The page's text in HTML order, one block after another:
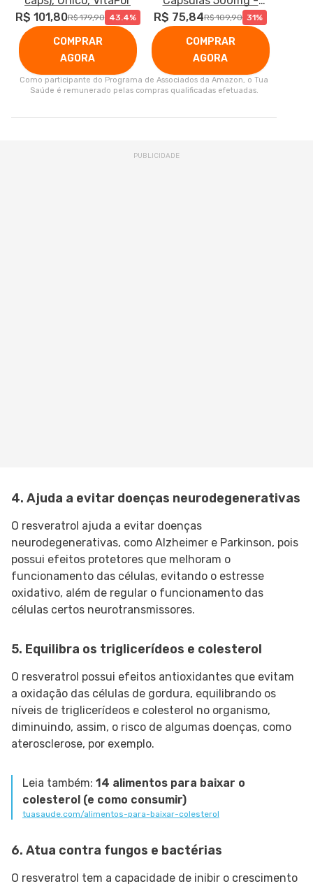
R$ 101,80R$ 179,90 43.4%
COMPRAR
AGORA
Nutrione
R$ 75,84R$ 109,90 31%
COMPRAR
AGORA
Como participante do Programa de Associados da Amazon, o Tua
Saúde é remunerado pelas compras qualificadas efetuadas.
4. Ajuda a evitar doenças neurodegenerativas
O resveratrol ajuda a evitar doenças
neurodegenerativas, como Alzheimer e Parkinson, pois
possui efeitos protetores que melhoram o
funcionamento das células, evitando o estresse
oxidativo, além de regular o funcionamento das
células certos neurotransmissores.
5. Equilibra os triglicerídeos e colesterol
O resveratrol possui efeitos antioxidantes que evitam
a oxidação das células de gordura, equilibrando os
níveis de triglicerídeos e colesterol no organismo,
diminuindo, assim, o risco de algumas doenças, como
aterosclerose, por exemplo.
Leia também: 14 alimentos para baixar o
colesterol (e como consumir)
tuasaude.com/alimentos-para-baixar-colesterol
6. Atua contra fungos e bactérias
O resveratrol tem a capacidade de inibir o crescimento